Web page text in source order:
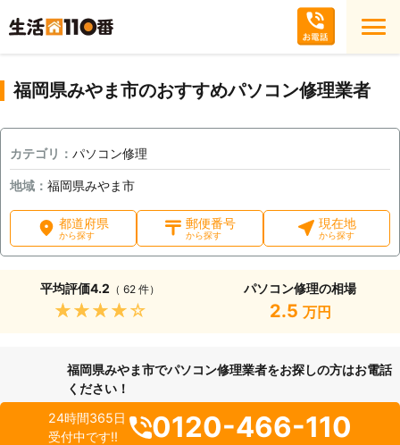
福岡県みやま市のおすすめパソコン修理業者
カテゴリ： パソコン修理
地域： 福岡県みやま市
都道府県
から探す
郵便番号
から探す
現在地
から探す
平均評価4.2 （ 62 件）
★★★★★
パソコン修理の相場
2.5 万円
福岡県みやま市でパソコン修理業者をお探しの方はお電話
ください！
24時間365日
受付中です!!
0120-466-110